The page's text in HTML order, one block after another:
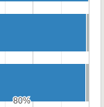
80%
80%